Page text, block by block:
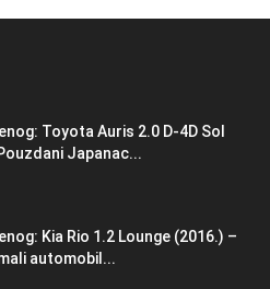
Toyota Auris 2.0 D-4D Sol
Japanac...
Kia Rio 1.2 Lounge (2016.) –
automobil...